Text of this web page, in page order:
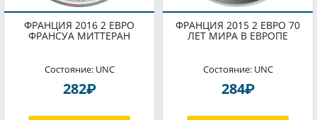
ФРАНЦИЯ 2016 2 ЕВРО
ФРАНСУА МИТТЕРАН
Состояние: UNC
282P
ФРАНЦИЯ 2015 2 ЕВРО 70
ЛЕТ МИРА В ЕВРОПЕ
Состояние: UNC
284P